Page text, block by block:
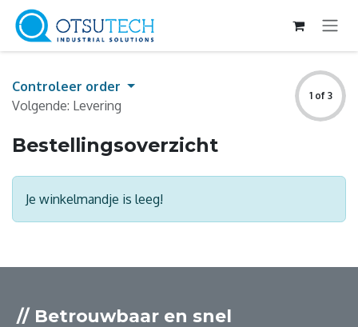
Overslaan naar inhoud
Controleer order
Volgende: Levering
1 of 3
Bestellingsoverzicht
Je winkelmandje is leeg!
// Betrouwbaar en snel